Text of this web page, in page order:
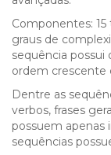
Componentes:
graus de
sequência
ordem crescente
Dentre as
verbos, frases
possuem apenas
sequências